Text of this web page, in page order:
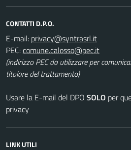
CONTATTI D.P.O.
E-mail:
PEC:
(indirizzo PEC da utilizzare per
titolare del trattamento)
Usare la E-mail del DPO SOLO per
privacy
LINK UTILI